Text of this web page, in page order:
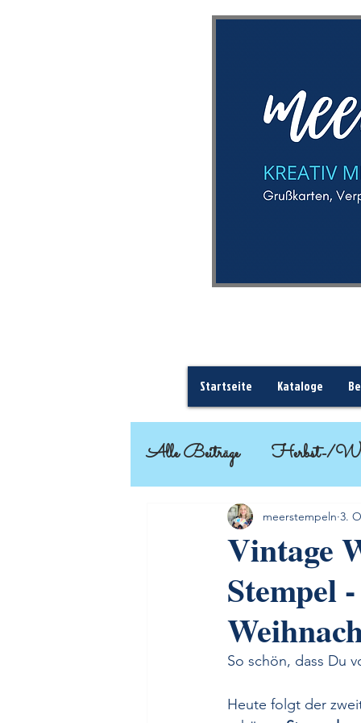
Alle Beiträge Herbst-/
Basteleinsteiger
Frühjahr-/Sommer
Vintage
Stempel
meerstempeln 3.
So schön, dass Du
Heute folgt der
Startseite Kataloge